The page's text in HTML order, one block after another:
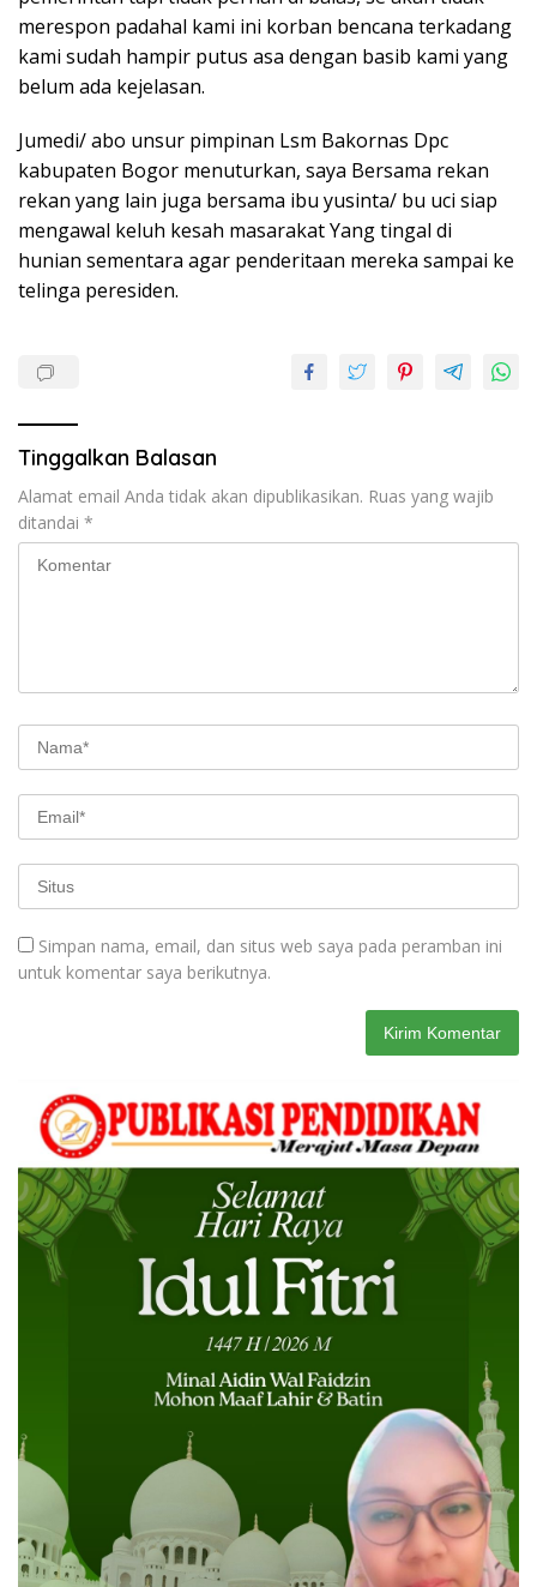
merespon padahal kami ini korban bencana terkadang
kami sudah hampir putus asa dengan basib kami yang
belum ada kejelasan.
Jumedi/ abo unsur pimpinan Lsm Bakornas Dpc
kabupaten Bogor menuturkan, saya Bersama rekan
rekan yang lain juga bersama ibu yusinta/ bu uci siap
mengawal keluh kesah masarakat Yang tingal di
hunian sementara agar penderitaan mereka sampai ke
telinga peresiden.
Tinggalkan Balasan
Alamat email Anda tidak akan dipublikasikan. Ruas yang wajib
ditandai *
Simpan nama, email, dan situs web saya pada peramban ini
untuk komentar saya berikutnya.